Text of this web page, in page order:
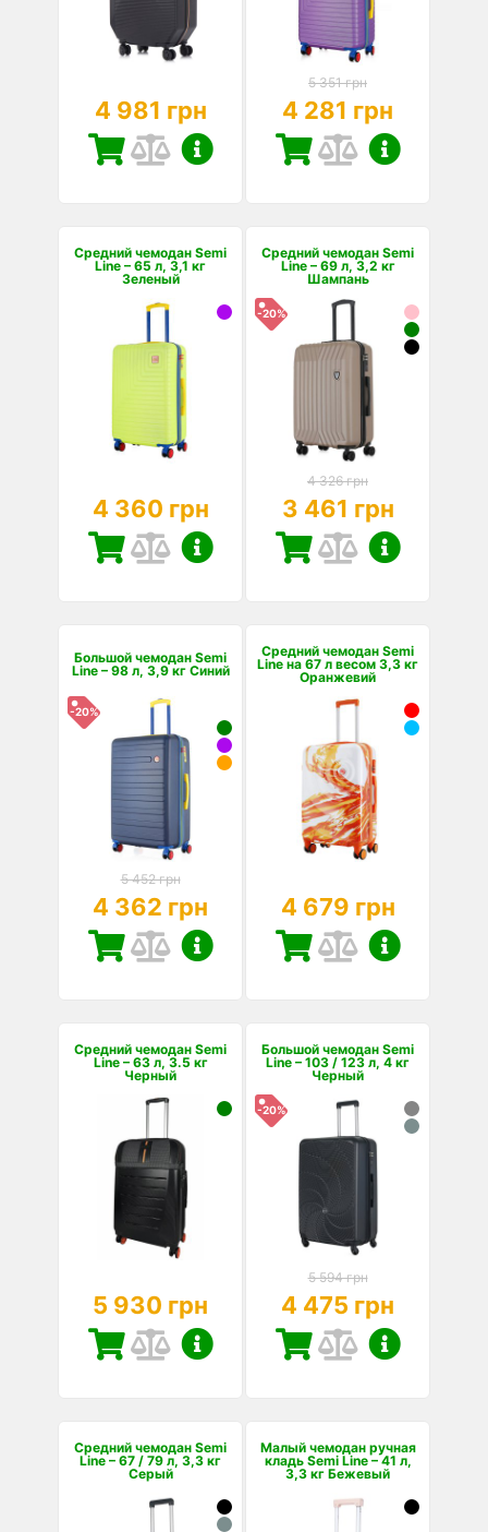
4 981 грн
5 351 грн
4 281 грн
Средний чемодан Semi
Line – 65 л, 3,1 кг
Зеленый
4 360 грн
Средний чемодан Semi
Line – 69 л, 3,2 кг
Шампань
-20%
4 326 грн
3 461 грн
Большой чемодан Semi
Line – 98 л, 3,9 кг Синий
-20%
5 452 грн
4 362 грн
Средний чемодан Semi
Line на 67 л весом 3,3 кг
Оранжевий
4 679 грн
Средний чемодан Semi
Line – 63 л, 3.5 кг
Черный
5 930 грн
Большой чемодан Semi
Line – 103 / 123 л, 4 кг
Черный
-20%
5 594 грн
4 475 грн
Средний чемодан Semi
Line – 67 / 79 л, 3,3 кг
Серый
Малый чемодан ручная
кладь Semi Line – 41 л,
3,3 кг Бежевый